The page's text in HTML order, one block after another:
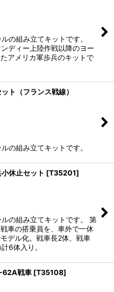
の組み立てキットです。
ディー上陸作戦以降のヨー
アメリカ軍歩兵のキットで
ト（フランス戦線）
の組み立てキットです。
休止セット [T35201]
の組み立てキットです。 第
車の搭乗員を、車外で一休
デル化。戦車長2体、戦車
6体入り。
戦車 [T35108]